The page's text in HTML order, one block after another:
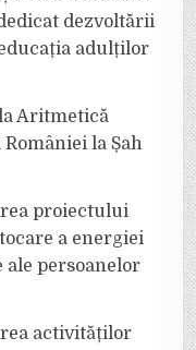
dezvoltării
adulților
Aritmetică
la Șah
proiectului
a energiei
ale persoanelor
activităților